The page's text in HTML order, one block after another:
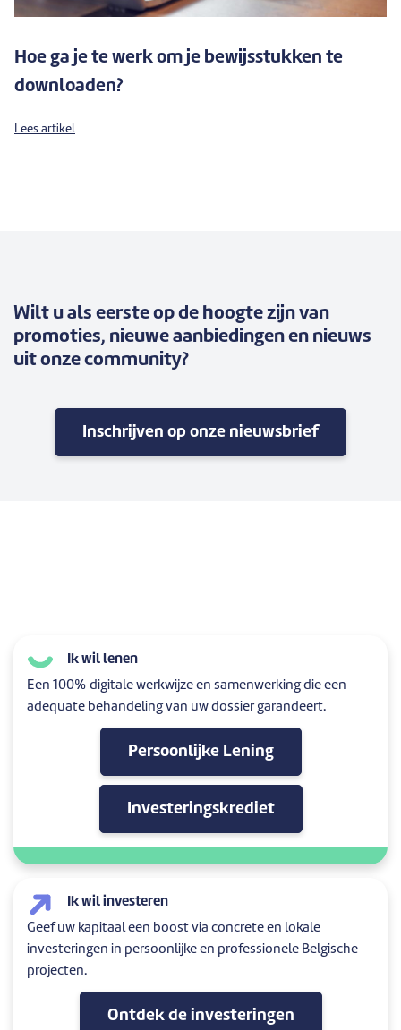
Hoe ga je te werk om je bewijsstukken te
downloaden?
Lees artikel
Wilt u als eerste op de hoogte zijn van
promoties, nieuwe aanbiedingen en nieuws
uit onze community?
Inschrijven op onze nieuwsbrief
Ik wil lenen
Een 100% digitale werkwijze en samenwerking die een
adequate behandeling van uw dossier garandeert.
Persoonlijke Lening
Investeringskrediet
Ik wil investeren
Geef uw kapitaal een boost via concrete en lokale
investeringen in persoonlijke en professionele Belgische
projecten.
Ontdek de investeringen